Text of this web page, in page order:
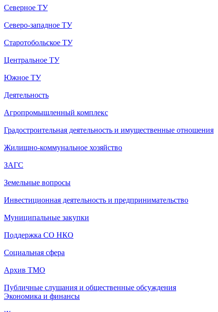
Северное ТУ
Северо-западное ТУ
Старотобольское ТУ
Центральное ТУ
Южное ТУ
Деятельность
Агропромышленный комплекс
Градостроительная деятельность и имущественные отношения
Жилищно-коммунальное хозяйство
ЗАГС
Земельные вопросы
Инвестиционная деятельность и предпринимательство
Муниципальные закупки
Поддержка СО НКО
Социальная сфера
Архив ТМО
Публичные слушания и общественные обсуждения
Экономика и финансы